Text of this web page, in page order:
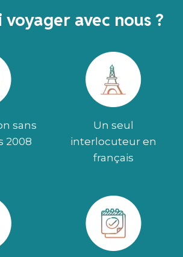
voyager avec nous ?
sans
2008
Un seul
interlocuteur en
français